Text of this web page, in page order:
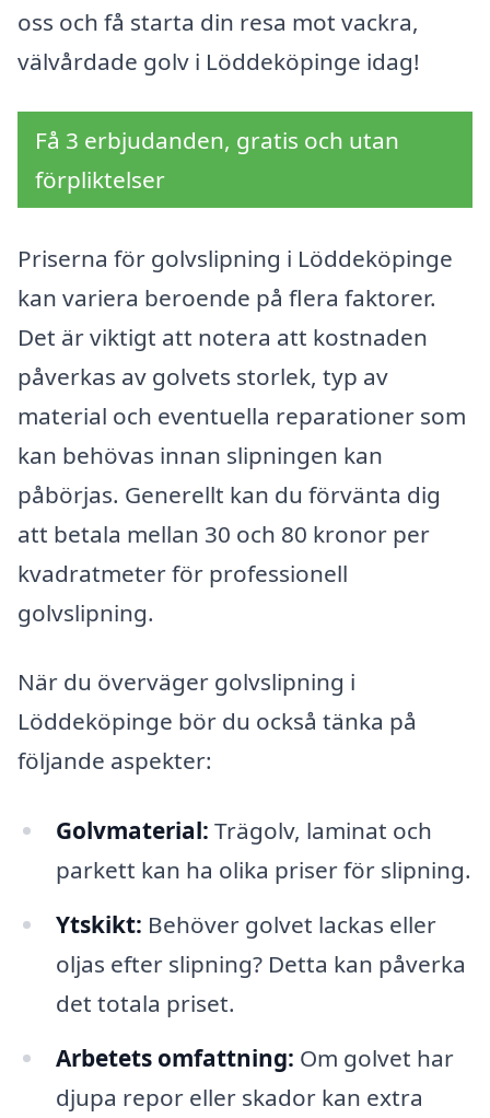
oss och få starta din resa mot vackra,
välvårdade golv i Löddeköpinge idag!
Få 3 erbjudanden, gratis och utan
förpliktelser
Priserna för golvslipning i Löddeköpinge
kan variera beroende på flera faktorer.
Det är viktigt att notera att kostnaden
påverkas av golvets storlek, typ av
material och eventuella reparationer som
kan behövas innan slipningen kan
påbörjas. Generellt kan du förvänta dig
att betala mellan 30 och 80 kronor per
kvadratmeter för professionell
golvslipning.
När du överväger golvslipning i
Löddeköpinge bör du också tänka på
följande aspekter:
Golvmaterial: Trägolv, laminat och
parkett kan ha olika priser för slipning.
Ytskikt: Behöver golvet lackas eller
oljas efter slipning? Detta kan påverka
det totala priset.
Arbetets omfattning: Om golvet har
djupa repor eller skador kan extra